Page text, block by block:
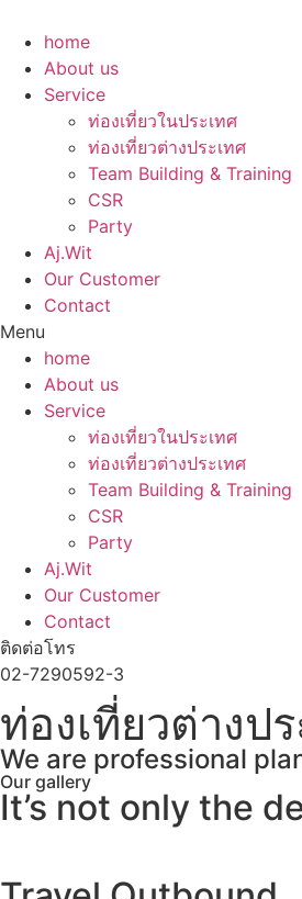
content
home
About us
Service
ท่องเที่ยวในประเทศ
ท่องเที่ยวต่างประเทศ
Team Building & Training
CSR
Party
Aj.Wit
Our Customer
Contact
Menu
home
About us
Service
ท่องเที่ยวในประเทศ
ท่องเที่ยวต่างประเทศ
Team Building & Training
CSR
Party
Aj.Wit
Our Customer
Contact
ติดต่อโทร
02-7290592-3
ท่องเที่ยวต่างป
We are professional
Our gallery
It’s not only the